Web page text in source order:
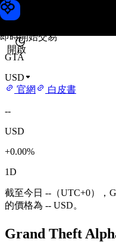
即時開始交易
開啟
Grand Theft
GTA
USD
官網
白皮書
--
USD
+0.00%
1D
截至今日 --（UTC+0），
的價格為 -- USD。
Grand Theft